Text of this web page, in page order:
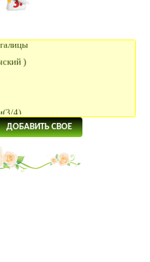
)
4)
Михелинская кукушка
ДОБАВИТЬ СВОЕ